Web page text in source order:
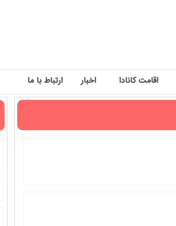
اقامت کانادا اخبار ارتباط با ما